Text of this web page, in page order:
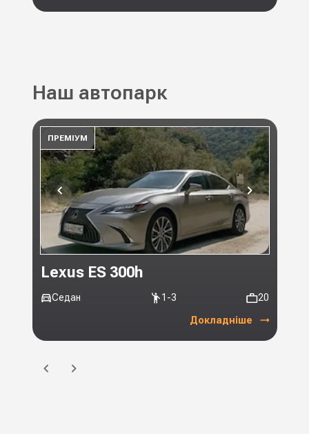
Наш автопарк
ПРЕМІУМ
Lexus ES 300h
Седан 1-3 20
Докладніше